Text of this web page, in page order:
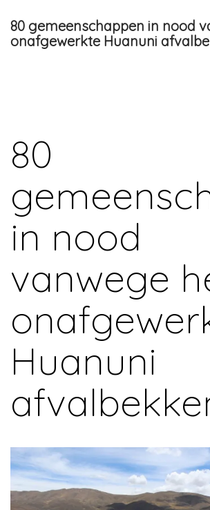
80 gemeenschappen in nood
onafgewerkte Huanuni
80
in nood
vanwege
Huanuni